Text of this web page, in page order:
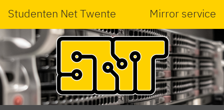
Studenten Net Twente Mirror service